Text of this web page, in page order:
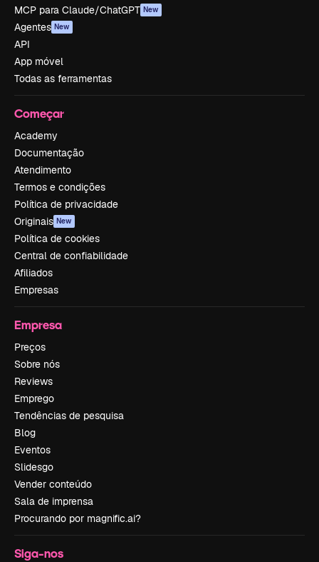
MCP para Claude/ChatGPT New
Agentes New
API
App móvel
Todas as ferramentas
Começar
Academy
Documentação
Atendimento
Termos e condições
Política de privacidade
Originais New
Política de cookies
Central de confiabilidade
Afiliados
Empresas
Empresa
Preços
Sobre nós
Reviews
Emprego
Tendências de pesquisa
Blog
Eventos
Slidesgo
Vender conteúdo
Sala de imprensa
Procurando por magnific.ai?
Siga-nos